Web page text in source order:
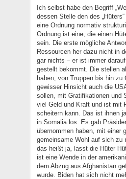
Ich selbst habe den Begriff
dessen Stelle den des
eine Ordnung normativ
Ordnung ist eine, die einen
sein. Die erste mögliche
Ressourcen her dazu nicht in
gar nichts – er ist immer
gestellt bekommt. Die stellen
haben, von Truppen bis hin
gewisser Hinsicht auch die
sollen, mit Gratifikationen und
viel Geld und Kraft und ist mit
scheitern kann. Das ist ihnen
in Somalia los. Es gab
übernommen haben, mit einer
gemeinsame Wohl auf sich zu
das heißt ja, lasst die Hüter
ist eine Wende in der
dem Abzug aus Afghanistan
wurde. Biden hat sich nicht